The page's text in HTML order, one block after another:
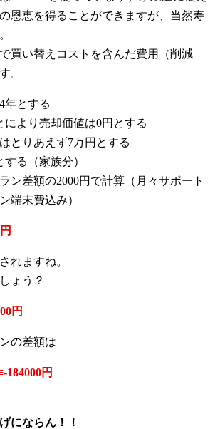
恩恵を得ることができますが、当然寿
買い替えコストを含んだ費用（削減
。
年とする
により売却価値は0円とする
とりあえず7万円とする
する（家族分）
ン差額の2000円で計算（月々サポート
端末費込み）
れますね。
ょう？
円
の差額は
円
にならん！！